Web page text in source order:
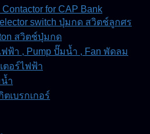
Contactor for CAP Bank
switch ปุ่มกด สวิตช์ลูกศร
สวิตช์ปุ่มกด
ฟฟ้า , Pump ปั๊มน้ำ , Fan พัดลม
ตอร์ไฟฟ้า
ำ
เบรกเกอร์